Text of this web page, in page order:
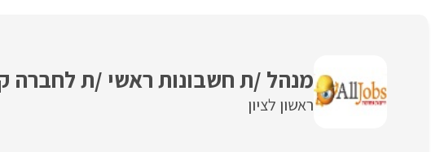
מנהל /ת חשבונות ראשי /ת לחברה
ראשון לציון